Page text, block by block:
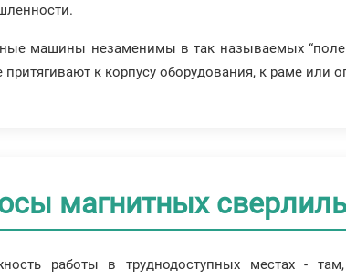
машины незаменимы в так называемых
притягивают к корпусу оборудования, к раме или
магнитных
работы в труднодоступных местах -